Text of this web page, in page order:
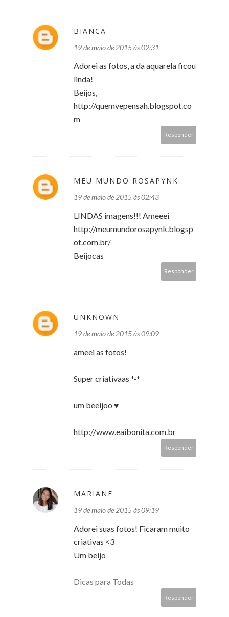
BIANCA
19 de maio de 2015 às 02:31
Adorei as fotos, a da aquarela ficou
linda!
Beijos,
http://quemvepensah.blogspot.co
m
Responder
MEU MUNDO ROSAPYNK
19 de maio de 2015 às 02:43
LINDAS imagens!!! Ameeei
http://meumundorosapynk.blogsp
ot.com.br/
Beijocas
Responder
UNKNOWN
19 de maio de 2015 às 09:09
ameei as fotos!
Super criativaas *-*
um beeijoo ♥
http://www.eaibonita.com.br
Responder
MARIANE
19 de maio de 2015 às 09:19
Adorei suas fotos! Ficaram muito
criativas <3
Um beijo
Dicas para Todas
Responder